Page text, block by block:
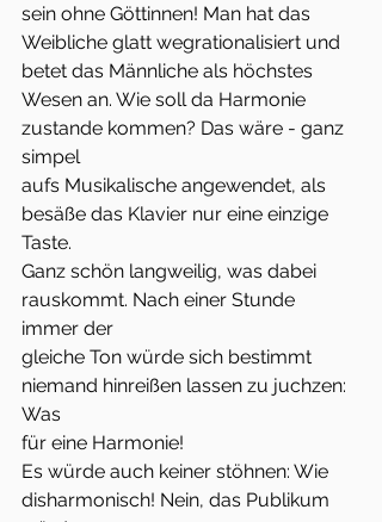
sein ohne Göttinnen! Man hat das
Weibliche glatt wegrationalisiert und
betet das Männliche als höchstes
Wesen an. Wie soll da Harmonie
zustande kommen? Das wäre - ganz
simpel
aufs Musikalische angewendet, als
besäße das Klavier nur eine einzige
Taste.
Ganz schön langweilig, was dabei
rauskommt. Nach einer Stunde
immer der
gleiche Ton würde sich bestimmt
niemand hinreißen lassen zu juchzen:
Was
für eine Harmonie!
Es würde auch keiner stöhnen: Wie
disharmonisch! Nein, das Publikum